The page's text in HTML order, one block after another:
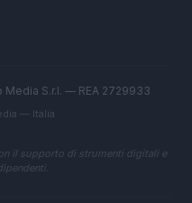
S.r.l. — REA 2729933
— Italia
il supporto di strumenti digitali e